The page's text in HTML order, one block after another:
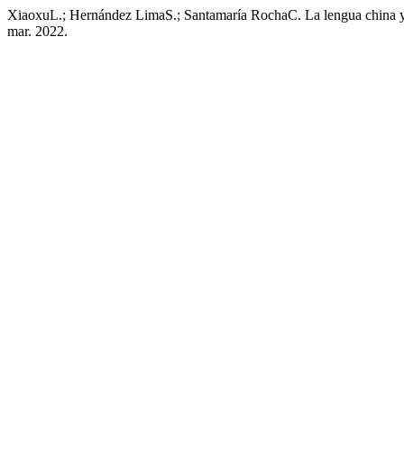
XiaoxuL.; Hernández LimaS.; Santamaría RochaC. La lengua china
mar. 2022.